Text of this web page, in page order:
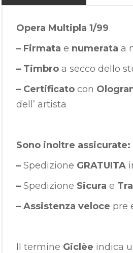
Opera Multipla 1/99
– Firmata e numerata a
– Timbro a secco dello
– Certificato con
dell’ artista
Sono inoltre assicurate:
– Spedizione GRATUITA
– Spedizione Sicura e
– Assistenza veloce pre
Il termine Giclèe indica